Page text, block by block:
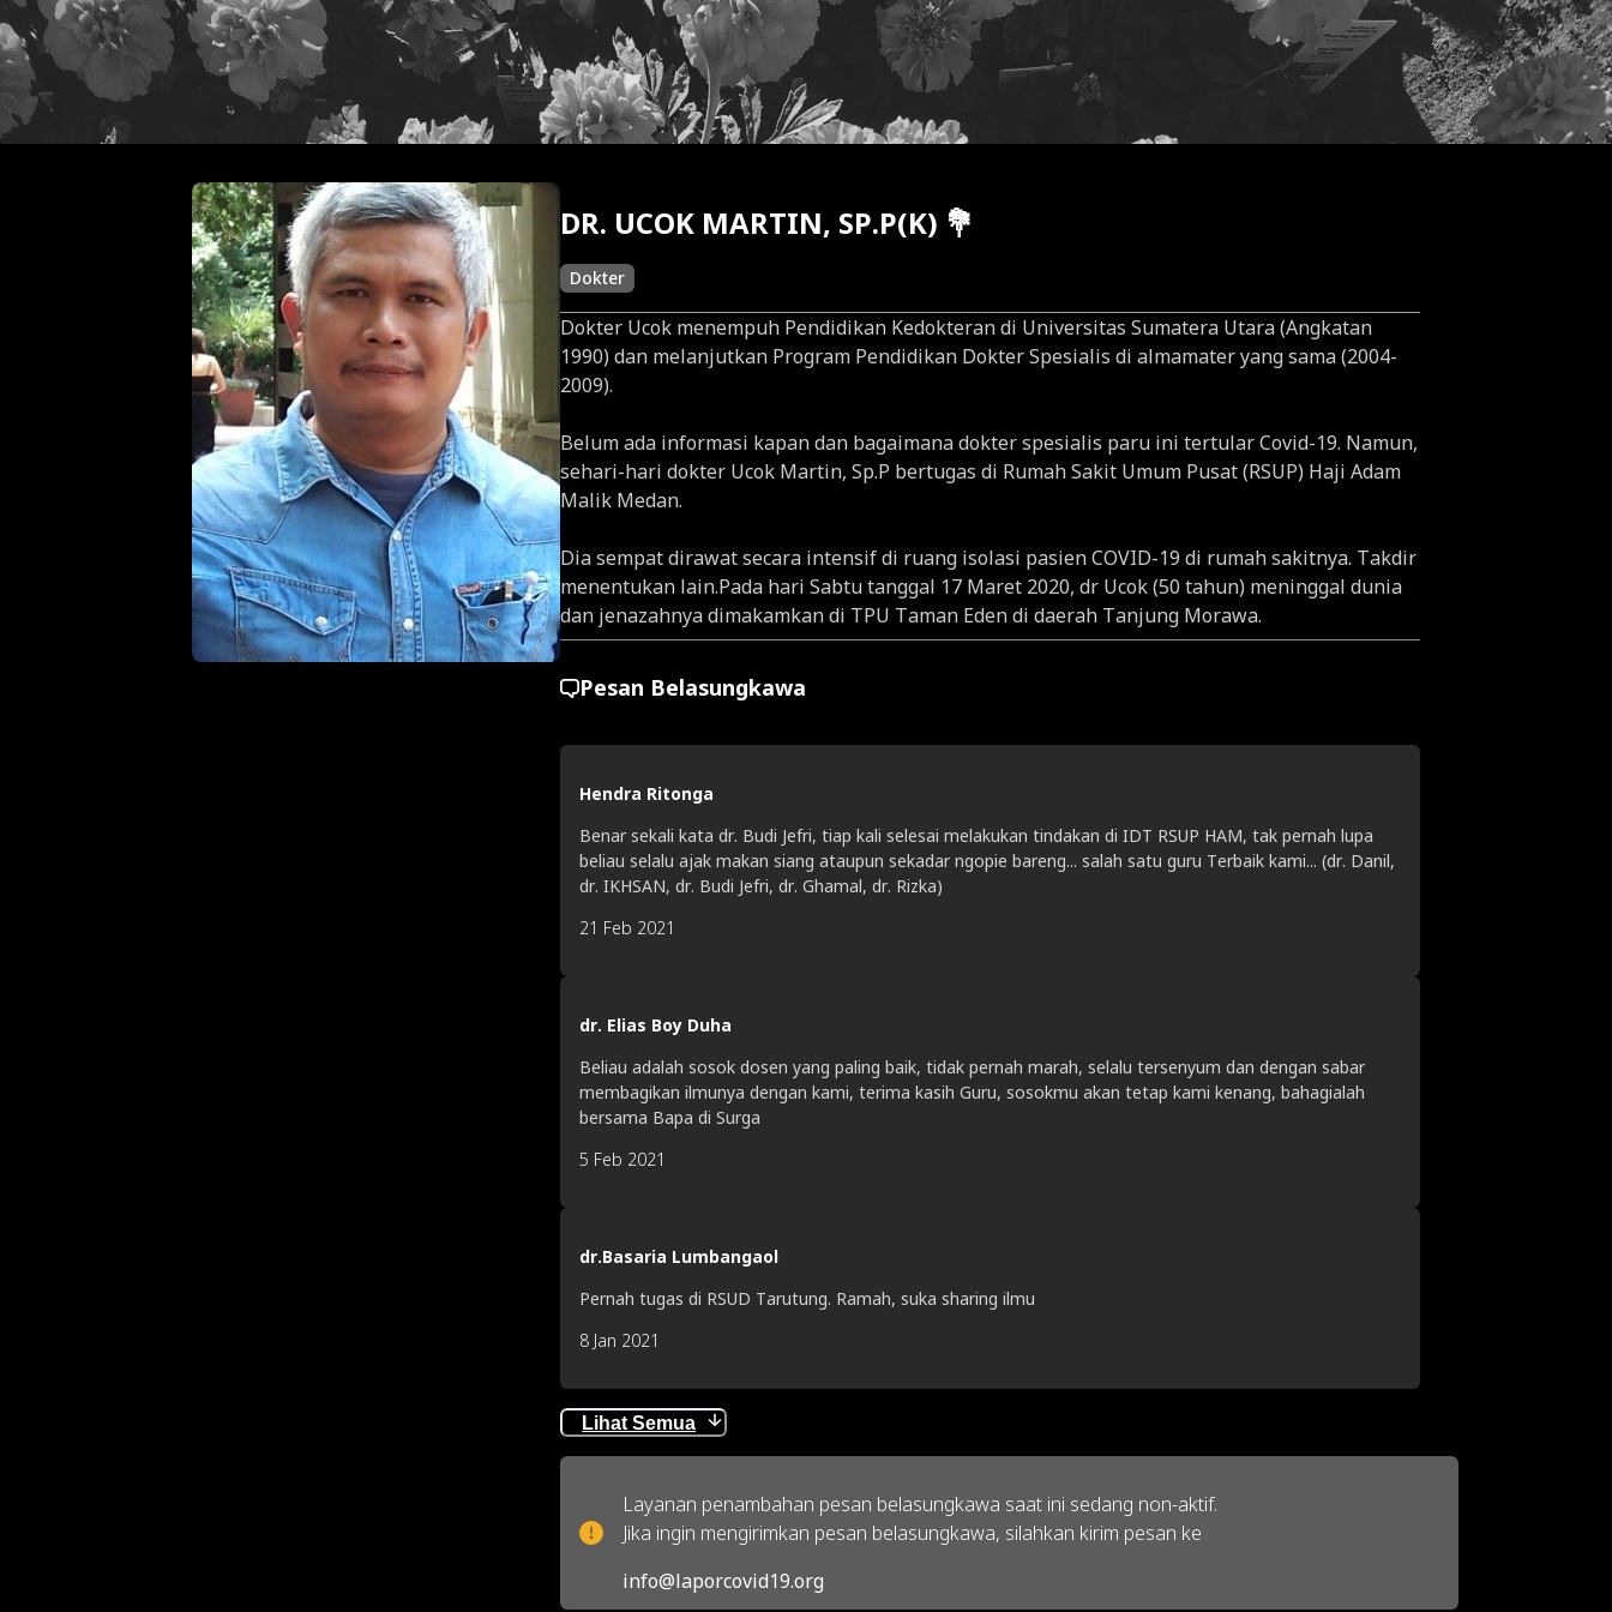
DR. UCOK MARTIN, SP.P(K) 💐
Dokter
Dokter Ucok menempuh Pendidikan Kedokteran di Universitas Sumatera Utara (Angkatan
1990) dan melanjutkan Program Pendidikan Dokter Spesialis di almamater yang sama (2004-
2009).
Belum ada informasi kapan dan bagaimana dokter spesialis paru ini tertular Covid-19. Namun,
sehari-hari dokter Ucok Martin, Sp.P bertugas di Rumah Sakit Umum Pusat (RSUP) Haji Adam
Malik Medan.
Dia sempat dirawat secara intensif di ruang isolasi pasien COVID-19 di rumah sakitnya. Takdir
menentukan lain.Pada hari Sabtu tanggal 17 Maret 2020, dr Ucok (50 tahun) meninggal dunia
dan jenazahnya dimakamkan di TPU Taman Eden di daerah Tanjung Morawa.
Pesan Belasungkawa
Hendra Ritonga
Benar sekali kata dr. Budi Jefri, tiap kali selesai melakukan tindakan di IDT RSUP HAM, tak pernah lupa
beliau selalu ajak makan siang ataupun sekadar ngopie bareng... salah satu guru Terbaik kami... (dr. Danil,
dr. IKHSAN, dr. Budi Jefri, dr. Ghamal, dr. Rizka)
21 Feb 2021
dr. Elias Boy Duha
Beliau adalah sosok dosen yang paling baik, tidak pernah marah, selalu tersenyum dan dengan sabar
membagikan ilmunya dengan kami, terima kasih Guru, sosokmu akan tetap kami kenang, bahagialah
bersama Bapa di Surga
5 Feb 2021
dr.Basaria Lumbangaol
Pernah tugas di RSUD Tarutung. Ramah, suka sharing ilmu
8 Jan 2021
Lihat Semua
Layanan penambahan pesan belasungkawa saat ini sedang non-aktif.
Jika ingin mengirimkan pesan belasungkawa, silahkan kirim pesan ke
info@laporcovid19.org